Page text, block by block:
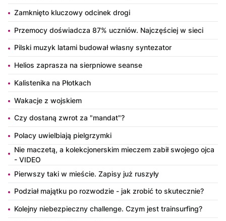
Zamknięto kluczowy odcinek drogi
Przemocy doświadcza 87% uczniów. Najczęściej w sieci
Pilski muzyk latami budował własny syntezator
Helios zaprasza na sierpniowe seanse
Kalistenika na Płotkach
Wakacje z wojskiem
Czy dostaną zwrot za "mandat"?
Polacy uwielbiają pielgrzymki
Nie maczetą, a kolekcjonerskim mieczem zabił swojego ojca
- VIDEO
Pierwszy taki w mieście. Zapisy już ruszyły
Podział majątku po rozwodzie - jak zrobić to skutecznie?
Kolejny niebezpieczny challenge. Czym jest trainsurfing?